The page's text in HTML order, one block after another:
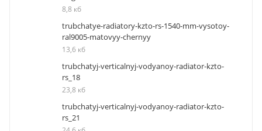
8,8 кб
trubchatye-radiatory-kzto-rs-1540-mm-vysotoy-
ral9005-matovyy-chernyy
13,6 кб
trubchatyj-verticalnyj-vodyanoy-radiator-kzto-
rs_18
23,8 кб
trubchatyj-verticalnyj-vodyanoy-radiator-kzto-
rs_21